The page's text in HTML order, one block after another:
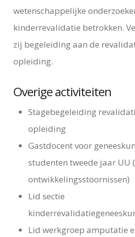
wetenschappelijke
kinderrevalidatie betrokken.
zij begeleiding aan de
opleiding.
Overige activiteiten
Stagebegeleiding
opleiding
Gastdocent voor
studenten tweede jaar UU
ontwikkelingsstoornissen)
Lid sectie
Lid werkgroep amputatie